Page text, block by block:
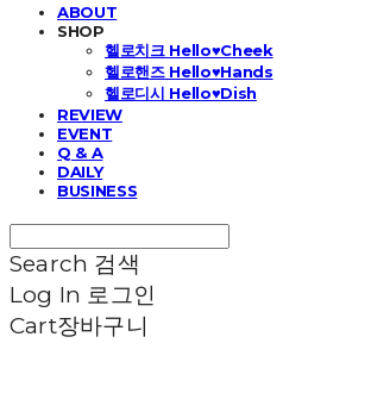
ABOUT
SHOP
헬로치크 Hello♥Cheek
헬로핸즈 Hello♥Hands
헬로디시 Hello♥Dish
REVIEW
EVENT
Q & A
DAILY
BUSINESS
Search 검색
Log In 로그인
Cart장바구니